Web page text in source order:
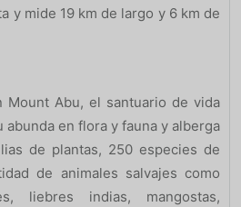
y mide 19 km de largo y 6 km de
Mount Abu, el santuario de vida
en flora y fauna y alberga
de plantas, 250 especies de
de animales salvajes como
liebres indias, mangostas,